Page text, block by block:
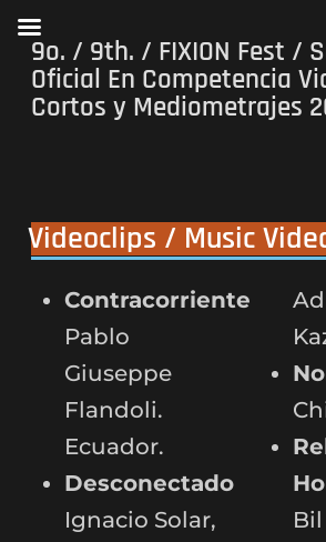
9o. / 9th. / FIXION Fest /
Oficial En Competencia
Cortos y Mediometrajes
Videoclips / Music
Contracorriente
Pablo
Giuseppe
Flandoli.
Ecuador.
Desconectado
Ignacio Solar,